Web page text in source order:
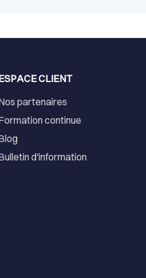
CLIENT
partenaires
continue
d'information